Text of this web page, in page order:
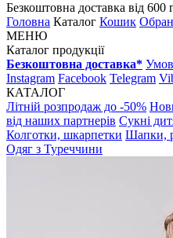
Безкоштовна доставка від 600
Головна Каталог Кошик
МЕНЮ
Каталог продукції
Безкоштовна доставка*
Instagram Facebook Telegram
КАТАЛОГ
Літній розпродаж до -50%
від наших партнерів Сукні
Колготки, шкарпетки Шапки,
Одяг з Туреччини